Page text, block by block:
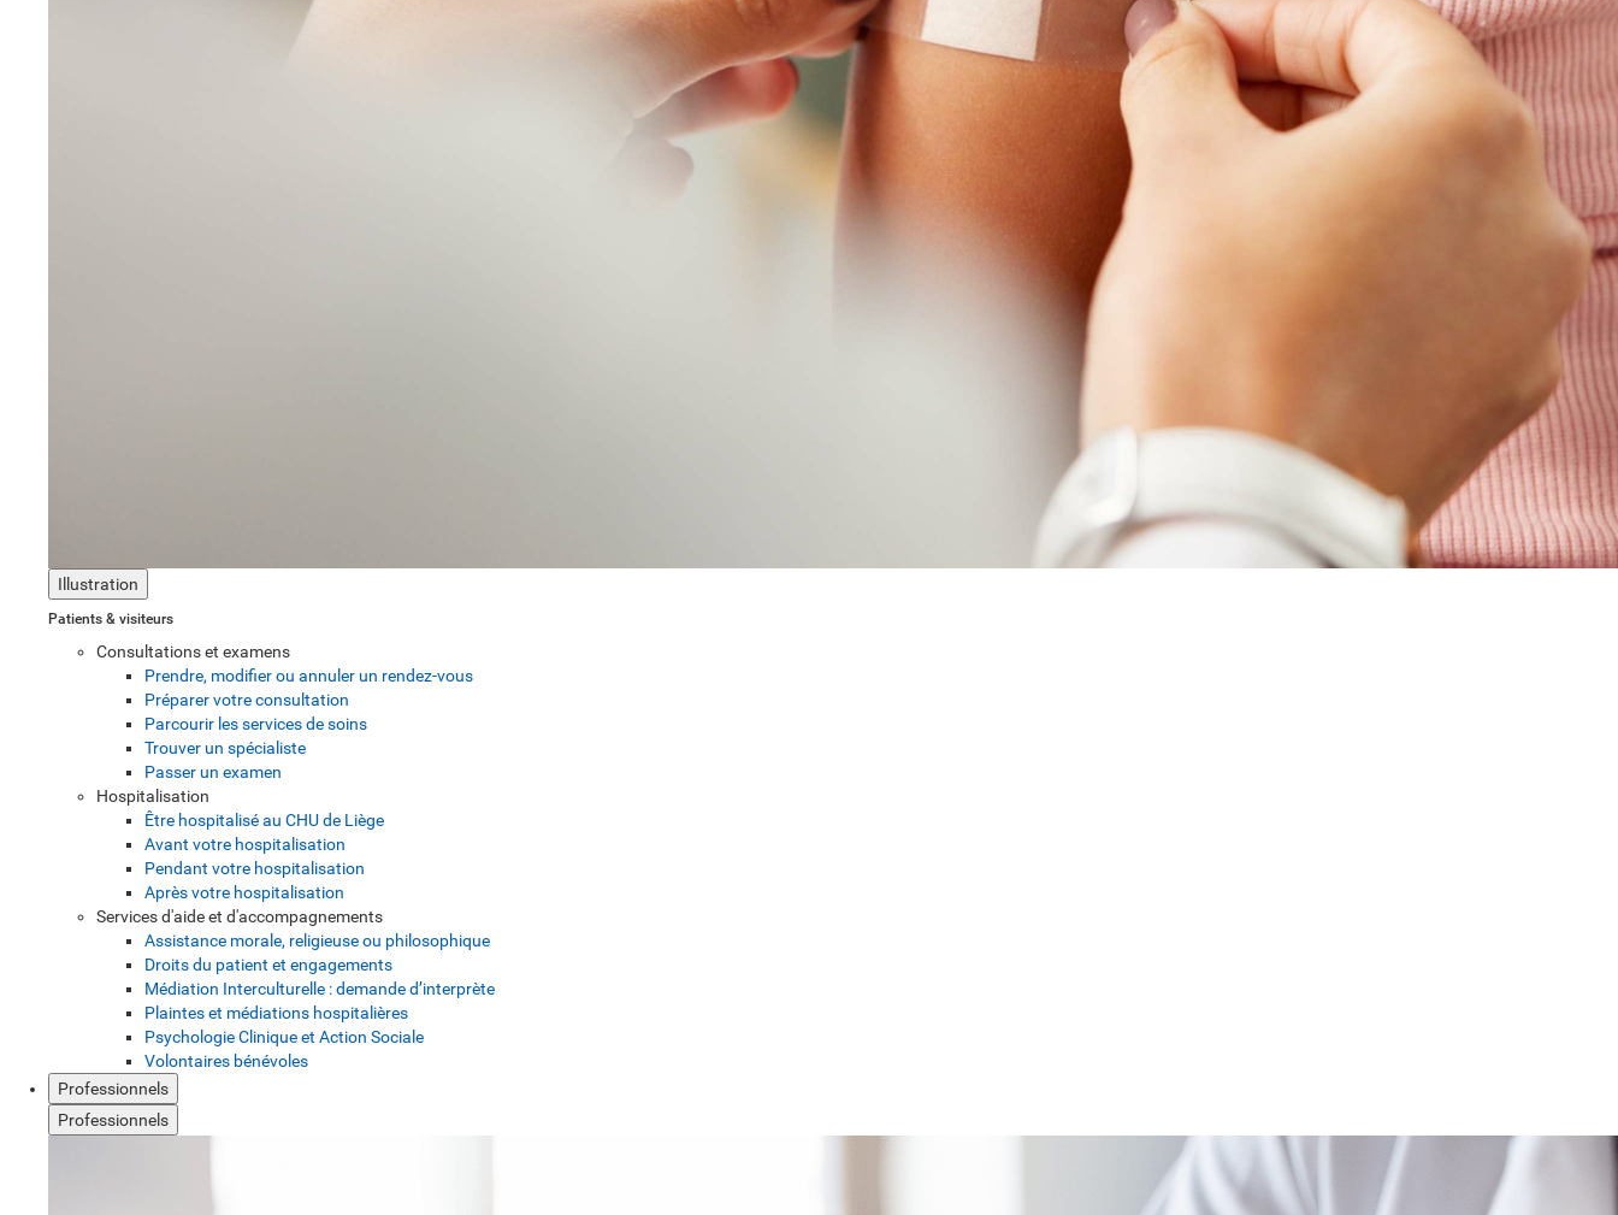
Illustration
Patients & visiteurs
Consultations et examens
Prendre, modifier ou annuler un rendez-vous
Préparer votre consultation
Parcourir les services de soins
Trouver un spécialiste
Passer un examen
Hospitalisation
Être hospitalisé au CHU de Liège
Avant votre hospitalisation
Pendant votre hospitalisation
Après votre hospitalisation
Services d'aide et d'accompagnements
Assistance morale, religieuse ou philosophique
Droits du patient et engagements
Médiation Interculturelle : demande d’interprète
Plaintes et médiations hospitalières
Psychologie Clinique et Action Sociale
Volontaires bénévoles
Professionnels
Professionnels